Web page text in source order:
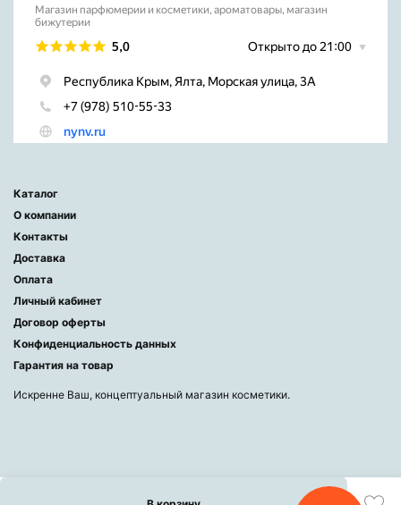
Каталог
О компании
Контакты
Доставка
Оплата
Личный кабинет
Договор оферты
Конфиденциальность данных
Гарантия на товар
Искренне Ваш, концептуальный магазин косметики.